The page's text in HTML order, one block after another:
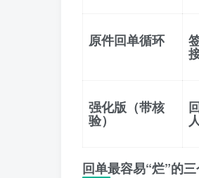
原件回单循环
强化版（带核
验）
回单最容易“烂”的三